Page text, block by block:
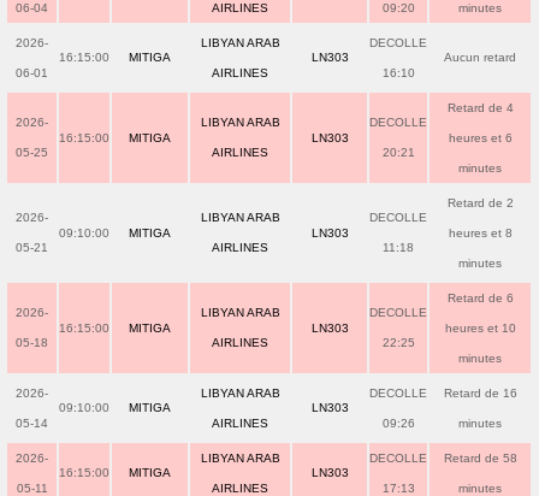
06-04 AIRLINES 09:20 minutes
2026-
06-01
16:15:00 MITIGA
LIBYAN ARAB
AIRLINES
LN303
DECOLLE
16:10
Aucun retard
2026-
05-25
16:15:00 MITIGA
LIBYAN ARAB
AIRLINES
LN303
DECOLLE
20:21
Retard de 4
heures et 6
minutes
2026-
05-21
09:10:00 MITIGA
LIBYAN ARAB
AIRLINES
LN303
DECOLLE
11:18
Retard de 2
heures et 8
minutes
2026-
05-18
16:15:00 MITIGA
LIBYAN ARAB
AIRLINES
LN303
DECOLLE
22:25
Retard de 6
heures et 10
minutes
2026-
05-14
09:10:00 MITIGA
LIBYAN ARAB
AIRLINES
LN303
DECOLLE
09:26
Retard de 16
minutes
2026-
05-11
16:15:00 MITIGA
LIBYAN ARAB
AIRLINES
LN303
DECOLLE
17:13
Retard de 58
minutes